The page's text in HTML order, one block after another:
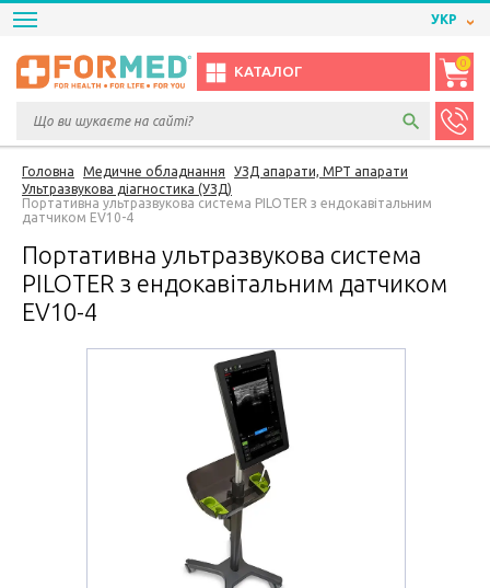
УКР
КАТАЛОГ
0
Головна Медичне обладнання
УЗД апарати, МРТ апарати
Ультразвукова діагностика (УЗД)
Портативна ультразвукова система PILOTER з ендокавітальним
датчиком EV10-4
Портативна ультразвукова система
PILOTER з ендокавітальним датчиком
EV10-4